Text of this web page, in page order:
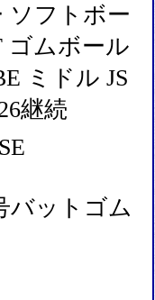
ソフトボー
ゴムボール
ミドル JS
継続
バットゴム